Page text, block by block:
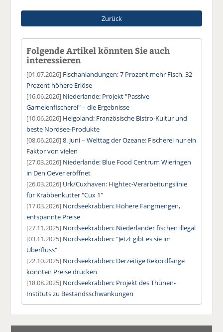
Zurück
Folgende Artikel könnten Sie auch
interessieren
[01.07.2026] Fischanlandungen: 7 Prozent mehr Fisch, 32
Prozent höhere Erlöse
[16.06.2026] Niederlande: Projekt "Passive
Garnelenfischerei" – die Ergebnisse
[10.06.2026] Helgoland: Französische Bistro-Kultur und
beste Nordsee-Produkte
[08.06.2026]8. Juni – Welttag der Ozeane: Fischerei nur ein
Faktor von vielen
[27.03.2026] Niederlande: Blue Food Centrum Wieringen
in Den Oever eröffnet
[26.03.2026] Urk/Cuxhaven: Hightec-Verarbeitungslinie
für Krabbenkutter "Cux 1"
[17.03.2026] Nordseekrabben: Höhere Fangmengen,
entspannte Preise
[27.11.2025] Nordseekrabben: Niederländer fischen illegal
[03.11.2025] Nordseekrabben: "Jetzt gibt es sie im
Überfluss"
[22.10.2025] Nordseekrabben: Derzeitige Rekordfänge
könnten Preise drücken
[18.08.2025] Nordseekrabben: Projekt des Thünen-
Instituts zu Bestandsschwankungen